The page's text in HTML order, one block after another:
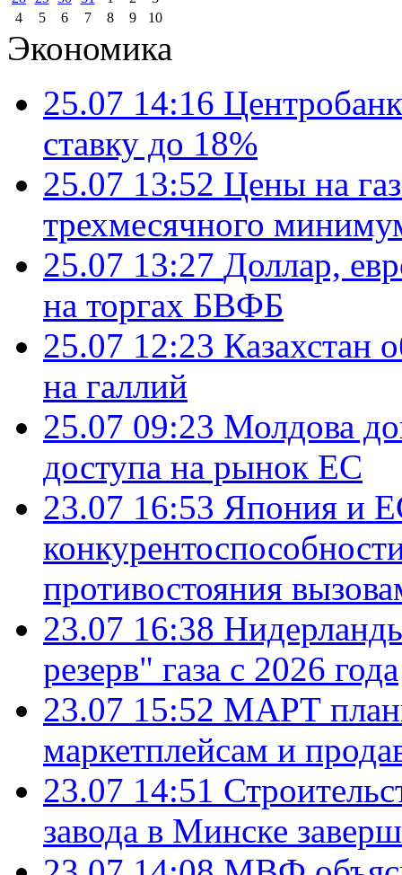
4
5 6 7 8 9 10
Экономика
25.07 14:16
ставку до 18%
25.07 13:52 Цены на
трехмесячного
25.07 13:27 Доллар,
на торгах БВФБ
25.07 12:23 Казахстан
на галлий
25.07 09:23 Молдова
доступа на рынок ЕС
23.07 16:53 Япония и
противостояния
23.07 16:38
резерв" газа с 2026 года
23.07 15:52 МАРТ
маркетплейсам и
23.07 14:51
завода в Минске